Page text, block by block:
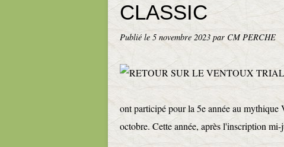
CLASSIC
Publié le 5 novembre 2023 par CM PERCHE
ont participé pour la 5e année au
octobre. Cette année, après l'inscription